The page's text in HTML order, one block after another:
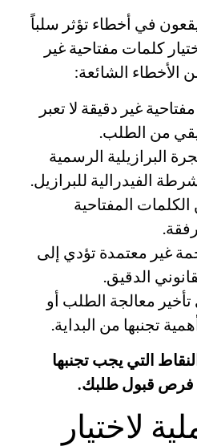
في أخطاء تؤثر سلباً
كلمات مفتاحية غير
الأخطاء الشائعة:
غير دقيقة لا تعبر
من الطلب.
البرازيلية الرسمية
الفيدرالية للبرازيل
المفتاحية
غير معتمدة تؤدي إلى
الدقيق.
معالجة الطلب أو
تجنبها من البداية.
التي يجب تجنبها
قبول طلبك.
لاختيار